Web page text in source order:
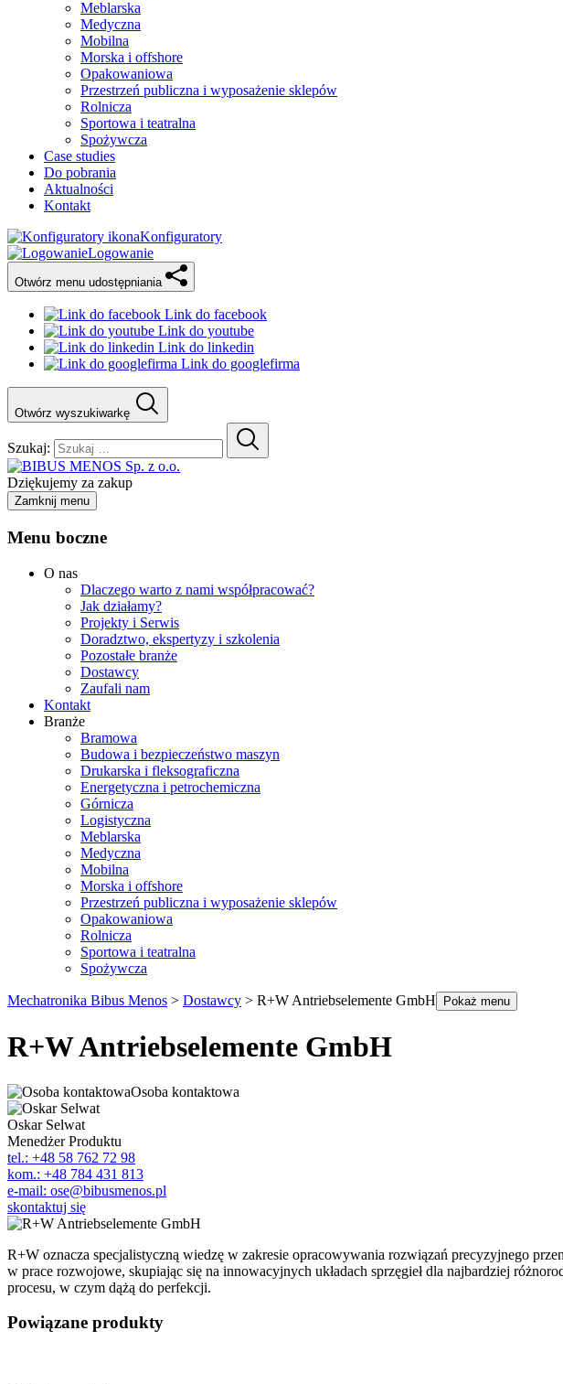
Meblarska
Medyczna
Mobilna
Morska i offshore
Opakowaniowa
Przestrzeń publiczna i wyposażenie sklepów
Rolnicza
Sportowa i teatralna
Spożywcza
Case studies
Do pobrania
Aktualności
Kontakt
Konfiguratory
Logowanie
Otwórz menu udostępniania
Link do facebook
Link do youtube
Link do linkedin
Link do googlefirma
Otwórz wyszukiwarkę
Szukaj:
Dziękujemy za zakup
Zamknij menu
Menu boczne
O nas
Dlaczego warto z nami współpracować?
Jak działamy?
Projekty i Serwis
Doradztwo, ekspertyzy i szkolenia
Pozostałe branże
Dostawcy
Zaufali nam
Kontakt
Branże
Bramowa
Budowa i bezpieczeństwo maszyn
Drukarska i fleksograficzna
Energetyczna i petrochemiczna
Górnicza
Logistyczna
Meblarska
Medyczna
Mobilna
Morska i offshore
Przestrzeń publiczna i wyposażenie sklepów
Opakowaniowa
Rolnicza
Sportowa i teatralna
Spożywcza
Mechatronika Bibus Menos > Dostawcy > R+W Antriebselemente GmbH Pokaż menu
R+W Antriebselemente GmbH
Osoba kontaktowa
Oskar Selwat
Menedżer Produktu
tel.: +48 58 762 72 98
kom.: +48 784 431 813
e-mail: ose@bibusmenos.pl
skontaktuj się
R+W oznacza specjalistyczną wiedzę w zakresie opracowywania rozwiązań precyzyjnego
w prace rozwojowe, skupiając się na innowacyjnych układach sprzęgieł dla najbardziej
procesu, w czym dążą do perfekcji.
Powiązane produkty